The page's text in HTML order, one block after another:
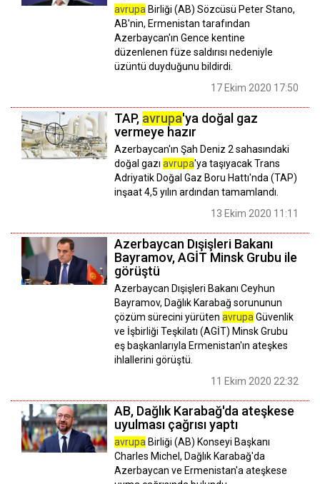
avrupa Birliği (AB) Sözcüsü Peter Stano,
AB'nin, Ermenistan tarafından
Azerbaycan'ın Gence kentine
düzenlenen füze saldırısı nedeniyle
üzüntü duyduğunu bildirdi.
17 Ekim 2020 17:50
TAP, avrupa'ya doğal gaz
vermeye hazır
Azerbaycan'ın Şah Deniz 2 sahasındaki
doğal gazı avrupa'ya taşıyacak Trans
Adriyatik Doğal Gaz Boru Hattı'nda (TAP)
inşaat 4,5 yılın ardından tamamlandı.
13 Ekim 2020 11:11
Azerbaycan Dışişleri Bakanı
Bayramov, AGİT Minsk Grubu ile
görüştü
Azerbaycan Dışişleri Bakanı Ceyhun
Bayramov, Dağlık Karabağ sorununun
çözüm sürecini yürüten avrupa Güvenlik
ve İşbirliği Teşkilatı (AGİT) Minsk Grubu
eş başkanlarıyla Ermenistan'ın ateşkes
ihlallerini görüştü.
11 Ekim 2020 22:32
AB, Dağlık Karabağ'da ateşkese
uyulması çağrısı yaptı
avrupa Birliği (AB) Konseyi Başkanı
Charles Michel, Dağlık Karabağ'da
Azerbaycan ve Ermenistan'a ateşkese